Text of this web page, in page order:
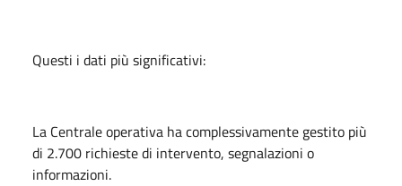
Questi i dati più significativi:
La Centrale operativa ha complessivamente gestito più
di 2.700 richieste di intervento, segnalazioni o
informazioni.